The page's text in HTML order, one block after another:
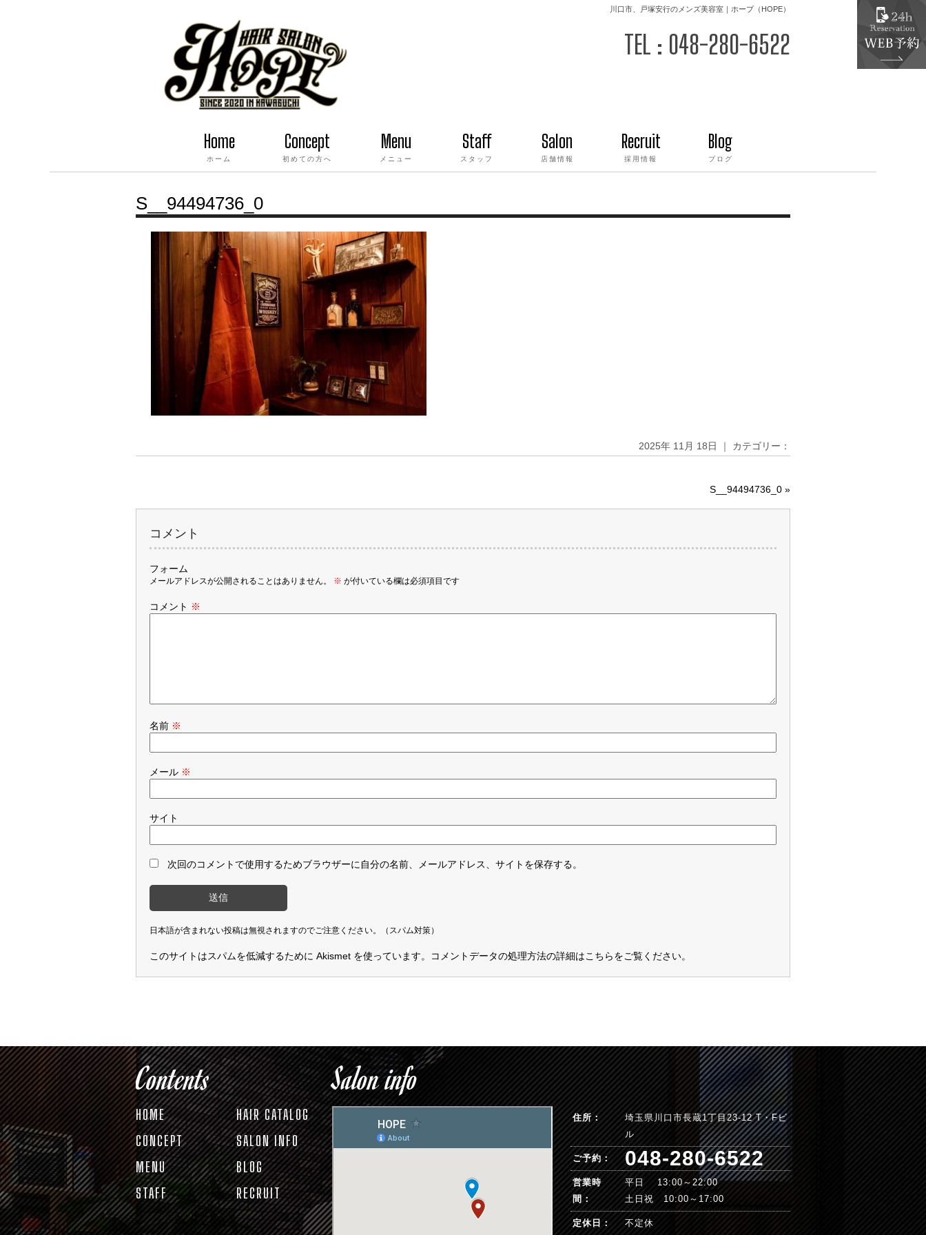
川口市、戸塚安行のメンズ美容室｜ホープ（HOPE）
TEL : 048-280-6522
Home
ホーム
Concept
初めての方へ
Menu
メニュー
Staff
スタッフ
Salon
店舗情報
Recruit
採用情報
Blog
ブログ
S__94494736_0
2025年 11月 18日 ｜ カテゴリー：
S__94494736_0 »
コメント
フォーム
メールアドレスが公開されることはありません。 ※ が付いている欄は必須項目です
コメント ※
名前 ※
メール ※
サイト
次回のコメントで使用するためブラウザーに自分の名前、メールアドレス、サイトを保存する。
日本語が含まれない投稿は無視されますのでご注意ください。（スパム対策）
このサイトはスパムを低減するために Akismet を使っています。 コメントデータの処理方法の詳細はこちらをご覧ください。
Contents
HOME
CONCEPT
MENU
STAFF
HAIR CATALOG
SALON INFO
BLOG
RECRUIT
Salon info
住所：
埼玉県川口市長蔵1丁目23-12 T・Fビ
ル
ご予約： 048-280-6522
営業時
間：
平日 13:00～22:00
土日祝 10:00～17:00
定休日： 不定休